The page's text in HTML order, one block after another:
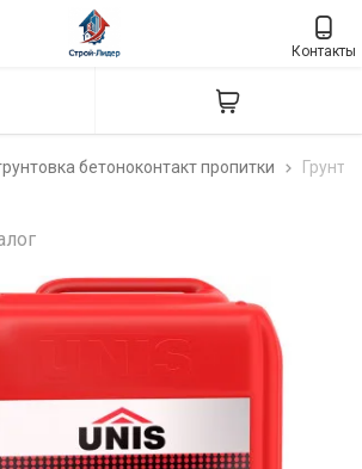
Контакты
бетоноконтакт пропитки